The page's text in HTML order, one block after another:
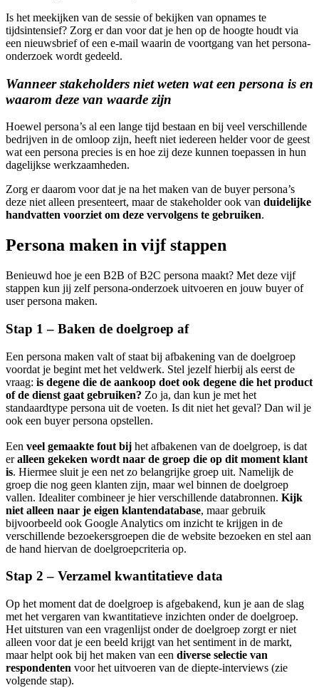
Is het meekijken van de sessie of bekijken van opnames te
tijdsintensief? Zorg er dan voor dat je hen op de hoogte houdt via
een nieuwsbrief of een e-mail waarin de voortgang van het persona-
onderzoek wordt gedeeld.
Wanneer stakeholders niet weten wat een persona is en
waarom deze van waarde zijn
Hoewel persona’s al een lange tijd bestaan en bij veel verschillende
bedrijven in de omloop zijn, heeft niet iedereen helder voor de geest
wat een persona precies is en hoe zij deze kunnen toepassen in hun
dagelijkse werkzaamheden.
Zorg er daarom voor dat je na het maken van de buyer persona’s
deze niet alleen presenteert, maar de stakeholder ook van duidelijke
handvatten voorziet om deze vervolgens te gebruiken.
Persona maken in vijf stappen
Benieuwd hoe je een B2B of B2C persona maakt? Met deze vijf
stappen kun jij zelf persona-onderzoek uitvoeren en jouw buyer of
user persona maken.
Stap 1 – Baken de doelgroep af
Een persona maken valt of staat bij afbakening van de doelgroep
voordat je begint met het veldwerk. Stel jezelf hierbij als eerst de
vraag: is degene die de aankoop doet ook degene die het product
of de dienst gaat gebruiken? Zo ja, dan kun je met het
standaardtype persona uit de voeten. Is dit niet het geval? Dan wil je
ook een buyer persona opstellen.
Een veel gemaakte fout bij het afbakenen van de doelgroep, is dat
eralleen gekeken wordt naar de groep die op dit moment klant
is. Hiermee sluit je een net zo belangrijke groep uit. Namelijk de
groep die nog geen klanten zijn, maar wel binnen de doelgroep
vallen. Idealiter combineer je hier verschillende databronnen. Kijk
niet alleen naar je eigen klantendatabase, maar gebruik
bijvoorbeeld ook Google Analytics om inzicht te krijgen in de
verschillende bezoekersgroepen die de website bezoeken en stel aan
de hand hiervan de doelgroepcriteria op.
Stap 2 – Verzamel kwantitatieve data
Op het moment dat de doelgroep is afgebakend, kun je aan de slag
met het vergaren van kwantitatieve inzichten onder de doelgroep.
Het uitsturen van een vragenlijst onder de doelgroep zorgt er niet
alleen voor dat je een beeld krijgt van het sentiment in de markt,
maar helpt ook bij het maken van een diverse selectie van
respondenten voor het uitvoeren van de diepte-interviews (zie
volgende stap).